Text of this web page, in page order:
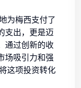
为梅西支付了
支出，更是迈
通过创新的收
场吸引力和强
这项投资转化